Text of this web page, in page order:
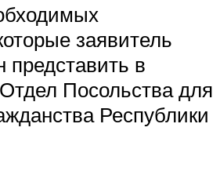
заявитель
в
Посольства для
Республики